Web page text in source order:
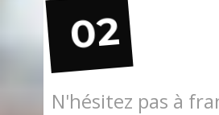
02
N'hésitez pas à